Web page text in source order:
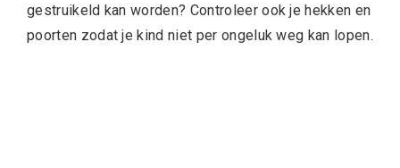
gestruikeld kan worden? Controleer ook je hekken en
poorten zodat je kind niet per ongeluk weg kan lopen.